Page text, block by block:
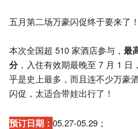
五月第二场万豪闪促终于要来了！
本次全国超 510 家酒店参与， 最
分，入住有效期最晚至 7 月 1 日
乎是史上最多，而且连不少万豪
闪促，太适合带娃出行了！
预订日期： 05.27-05.29；